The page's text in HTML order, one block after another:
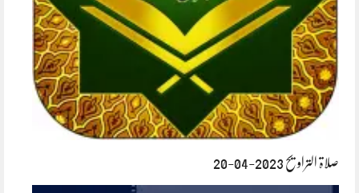
صلاۃ التراویح 2023-04-20